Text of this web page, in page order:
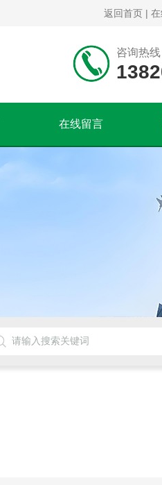
返回首页 |
咨询热线
在线留言